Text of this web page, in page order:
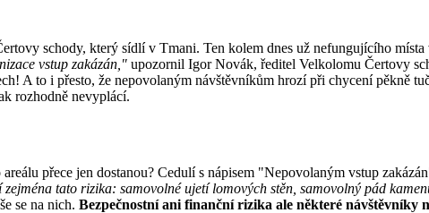
schody, který sídlí v Tmani. Ten kolem dnes už nefungujícího
vstup zakázán," upozornil Igor Novák, ředitel Velkolomu Čertovy
A to i přesto, že nepovolaným návštěvníkům hrozí při chycení pěkně
rozhodně nevyplácí.
přece jen dostanou? Cedulí s nápisem "Nepovolaným vstup
tato rizika: samovolné ujetí lomových stěn, samovolný pád
se na nich. Bezpečnostní ani finanční rizika ale některé návštěvníky